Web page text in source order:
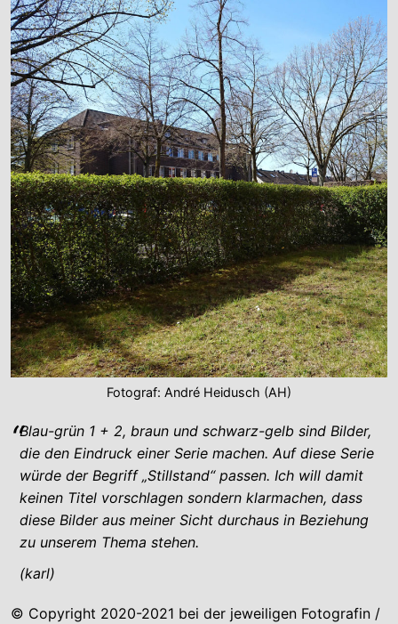
Fotograf: André Heidusch (AH)
Blau-grün 1 + 2, braun und schwarz-gelb sind Bilder,
die den Eindruck einer Serie machen. Auf diese Serie
würde der Begriff „Stillstand“ passen. Ich will damit
keinen Titel vorschlagen sondern klarmachen, dass
diese Bilder aus meiner Sicht durchaus in Beziehung
zu unserem Thema stehen.
(karl)
© Copyright 2020-2021 bei der jeweiligen Fotografin /